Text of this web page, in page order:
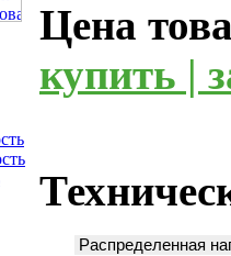
Цена
купить |
Распределенная